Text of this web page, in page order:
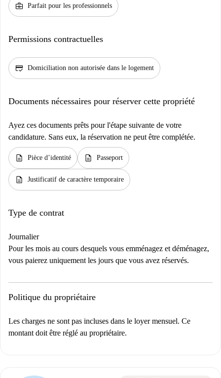
business_center Parfait pour les professionnels
Permissions contractuelles
credit_score Domiciliation non autorisée dans le logement
Documents nécessaires pour réserver cette propriété
Ayez ces documents prêts pour l'étape suivante de votre
candidature. Sans eux, la réservation ne peut être complétée.
description Pièce d’identité description Passeport
description Justificatif de caractère temporaire
Type de contrat
Journalier
Pour les mois au cours desquels vous emménagez et déménagez,
vous paierez uniquement les jours que vous avez réservés.
Politique du propriétaire
Les charges ne sont pas incluses dans le loyer mensuel. Ce
montant doit être réglé au propriétaire.